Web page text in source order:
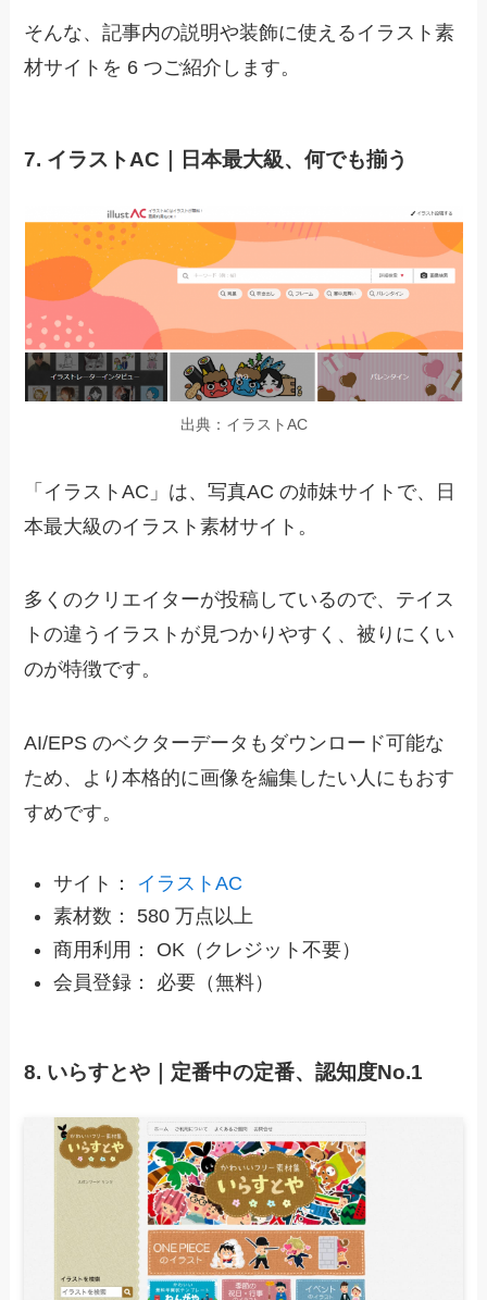
そんな、記事内の説明や装飾に使えるイラスト素
材サイトを 6 つご紹介します。
7. イラストAC｜日本最大級、何でも揃う
出典：イラストAC
「イラストAC」は、写真AC の姉妹サイトで、日
本最大級のイラスト素材サイト。
多くのクリエイターが投稿しているので、テイス
トの違うイラストが見つかりやすく、被りにくい
のが特徴です。
AI/EPS のベクターデータもダウンロード可能な
ため、より本格的に画像を編集したい人にもおす
すめです。
サイト： イラストAC
素材数： 580 万点以上
商用利用： OK（クレジット不要）
会員登録： 必要（無料）
8. いらすとや｜定番中の定番、認知度No.1